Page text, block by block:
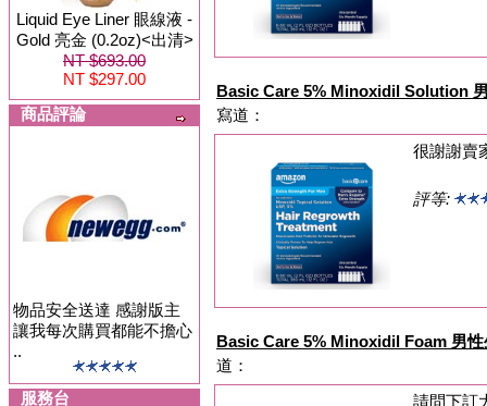
Liquid Eye Liner 眼線液 -
Gold 亮金 (0.2oz)<出清>
NT $693.00
NT $297.00
商品評論
物品安全送達 感謝版主
讓我每次購買都能不擔心
..
服務台
Basic Care 5% Minoxidil Solution
寫道：
很謝謝賣
評等:
Basic Care 5% Minoxidil Foam 男性
道：
請問下訂